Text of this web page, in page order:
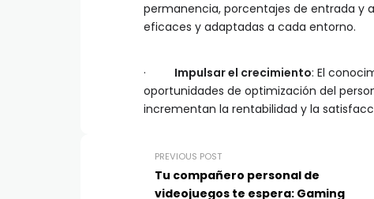
permanencia, porcentajes de entrada y
eficaces y adaptadas a cada entorno.
· Impulsar el crecimiento: El
oportunidades de optimización del
incrementan la rentabilidad y la
PREVIOUS POST
Tu compañero personal de
videojuegos te espera: Gaming